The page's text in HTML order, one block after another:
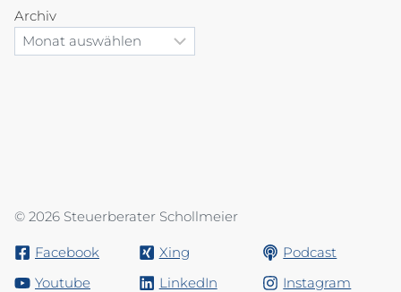
Archiv
© 2026 Steuerberater Schollmeier
Facebook Xing
Podcast
Youtube
LinkedIn Instagram